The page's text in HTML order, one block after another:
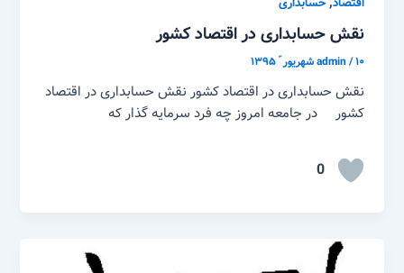
نقش حسابداری در اقتصاد کشور
admin/۱۰ شهریور ّ ۱۳۹۵
نقش حسابداری در اقتصاد کشور نقش حسابداری در اقتصاد
کشور در جامعه امروز چه فرد سرمایه گذار که
0